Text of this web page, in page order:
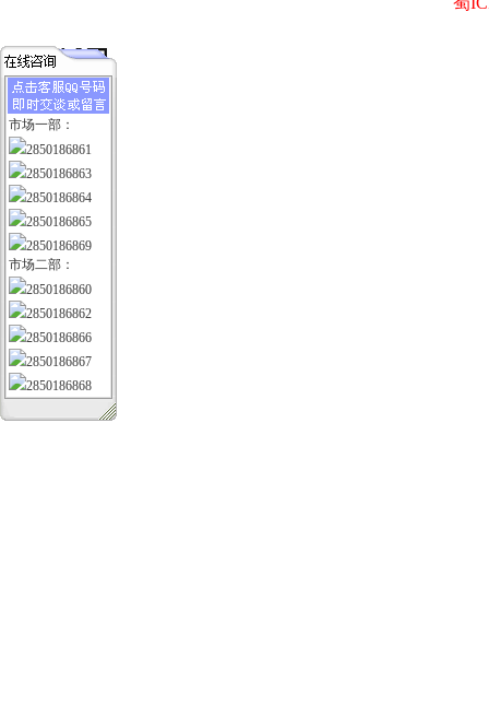
市场一部：
2850186861
2850186863
2850186864
2850186865
2850186869
市场二部：
2850186860
2850186862
2850186866
2850186867
2850186868